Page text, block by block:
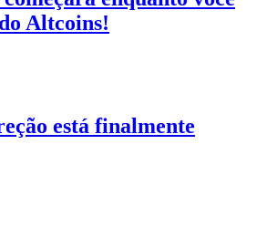
Altcoins!
está finalmente